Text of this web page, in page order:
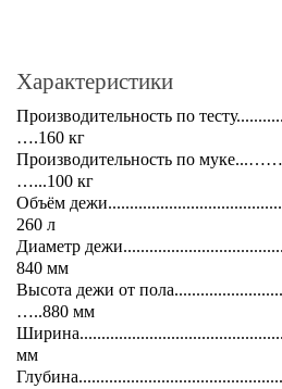
Характеристики
Производительность по
….160 кг
Производительность по
…...100 кг
Объём
260 л
Диаметр
840 мм
Высота дежи от
…..880 мм
мм